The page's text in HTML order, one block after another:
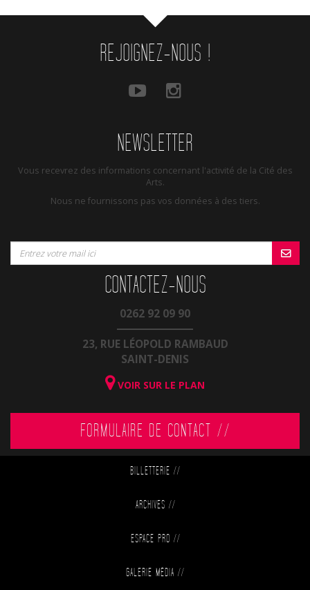
REJOIGNEZ-NOUS !
NEWSLETTER
Vous recevrez des informations concernant l'activité de la Cité des
Arts.
Nous ne fournissons pas vos données à des tiers.
CONTACTEZ-NOUS
0262 92 09 90
23, RUE LÉOPOLD RAMBAUD
SAINT-DENIS
VOIR SUR LE PLAN
FORMULAIRE DE CONTACT //
BILLETTERIE //
ARCHIVES //
ESPACE PRO //
GALERIE MÉDIA //